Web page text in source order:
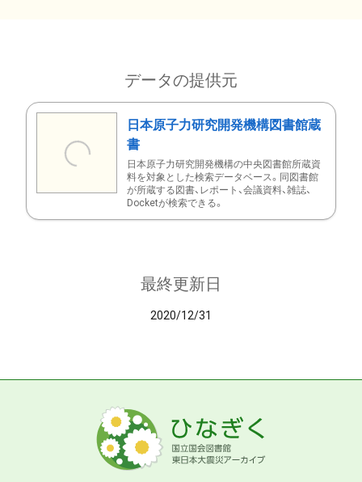
データの提供元
日本原子力研究開発機構図書館蔵
書
日本原子力研究開発機構の中央図書館所蔵資
料を対象とした検索データベース。同図書館
が所蔵する図書、レポート、会議資料、雑誌、
Docketが検索できる。
最終更新日
2020/12/31